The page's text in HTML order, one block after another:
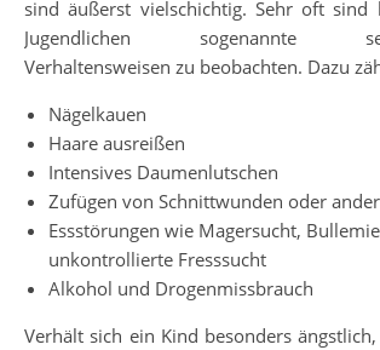
sind äußerst vielschichtig. Sehr oft sind
Jugendlichen sogenannte
Verhaltensweisen zu beobachten. Dazu
Nägelkauen
Haare ausreißen
Intensives Daumenlutschen
Zufügen von Schnittwunden oder
Essstörungen wie Magersucht,
unkontrollierte Fresssucht
Alkohol und Drogenmissbrauch
Verhält sich ein Kind besonders